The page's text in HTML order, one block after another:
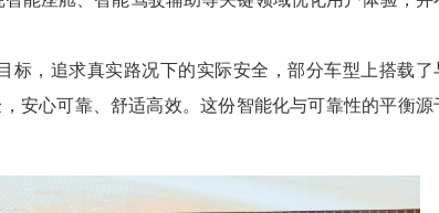
标，追求真实路况下的实际安全，部分车型上搭载了
安心可靠、舒适高效。这份智能化与可靠性的平衡源